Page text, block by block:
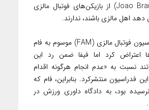
(Joao Brandao Figueiredo) از بازیکن‌های فوتبال مالزی
اهل مالزی باشند، ندارند.
درهمین پیوند، فدراسیون فوتبال مالزی (FAM) موسوم به فام
اعتراض کرد اما فیفا ضمن رد این
نسبت به «عدم انجام هرگونه اقدام
منتشرکرد. بنابراین، فام که
بود، به دادگاه داوری ورزش در